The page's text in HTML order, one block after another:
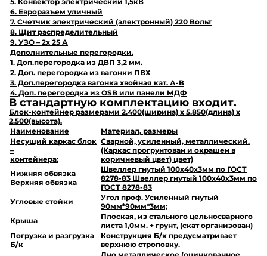
6. Евроразъем уличный
7. Счетчик электрический (электронный) 220 Вольт
8. Щит распределительный
9. УЗО – 2х 25 А
Дополнительные перегородки.
1. Доп.перегородка из ДВП 3,2 мм.
2. Доп. перегородка из вагонки ПВХ
3. Доп.перегородка вагонка хвойная кат. А-В
4. Доп. перегородка из OSB или панели МДФ
В стандартную комплектацию входит.
Блок-контейнер размерами 2.400(ширина) х 5.850(длина) х
2.500(высота).
Наименование
Материал, размеры
Несущий каркас блок
–
контейнера:
Сварной, усиленный, металлический.
(Каркас прогрунтован и окрашен в
коричневый цвет) цвет)
Нижняя обвязка
Верхняя обвязка
Швеллер гнутый 100х40х3мм по ГОСТ
8278-83 Швеллер гнутый 100х40х3мм по
ГОСТ 8278-83
Угловые стойки
Угол проф. Усиленный гнутый
90мм*90мм*3мм;
Крыша
Плоская, из стального цельносварного
листа 1,0мм. + грунт, (скат организован)
Погрузка и разгрузка
Б/к
Конструкция Б/к предусматривает
верхнюю строповку.